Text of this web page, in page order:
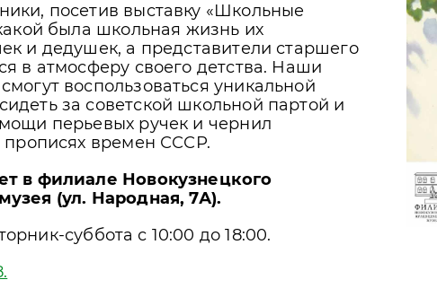
посетив выставку «Школьные
была школьная жизнь их
и дедушек, а представители старшего
в атмосферу своего детства. Наши
воспользоваться уникальной
за советской школьной партой и
перьевых ручек и чернил
прописях времен СССР.
в филиале Новокузнецкого
(ул. Народная, 7А).
суббота с 10:00 до 18:00.